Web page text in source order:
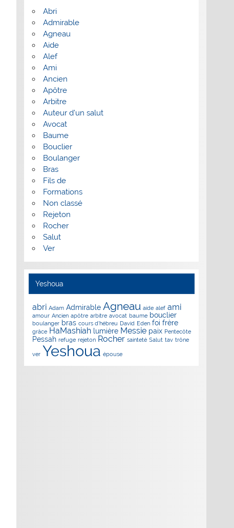
Abri
Admirable
Agneau
Aide
Alef
Ami
Ancien
Apôtre
Arbitre
Auteur d'un salut
Avocat
Baume
Bouclier
Boulanger
Bras
Fils de
Formations
Non classé
Rejeton
Rocher
Salut
Ver
Yeshoua
abri Adam Admirable Agneau aide alef ami
amour Ancien apôtre arbitre avocat baume bouclier
boulanger bras cours d'hébreu David Eden foi frère
grâce HaMashiah lumière Messie paix Pentecôte
Pessah refuge rejeton Rocher sainteté Salut tav trône
ver Yeshoua épouse